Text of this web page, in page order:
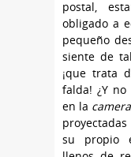
postal,
obligado a
pequeño
siente de
¡que trata
falda! ¿Y no
en la
su propio